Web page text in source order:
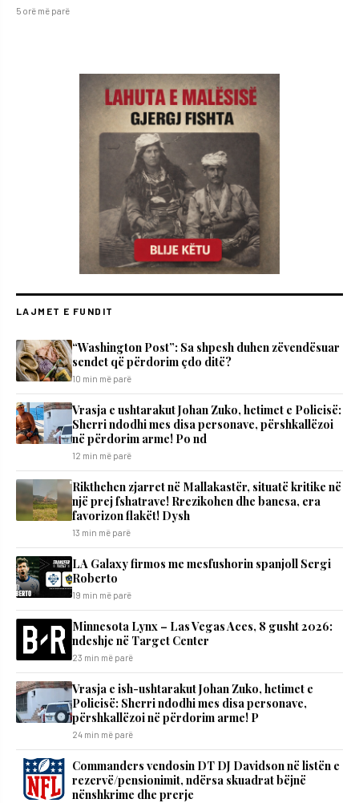
5 orë më parë
LAJMET E FUNDIT
“Washington Post”: Sa shpesh duhen zëvendësuar
sendet që përdorim çdo ditë?
10 min më parë
Vrasja e ushtarakut Johan Zuko, hetimet e Policisë:
Sherri ndodhi mes disa personave, përshkallëzoi
në përdorim arme! Po nd
12 min më parë
Rikthehen zjarret në Mallakastër, situatë kritike në
një prej fshatrave! Rrezikohen dhe banesa, era
favorizon flakët! Dysh
13 min më parë
LA Galaxy firmos me mesfushorin spanjoll Sergi
Roberto
19 min më parë
Minnesota Lynx – Las Vegas Aces, 8 gusht 2026:
ndeshje në Target Center
23 min më parë
Vrasja e ish-ushtarakut Johan Zuko, hetimet e
Policisë: Sherri ndodhi mes disa personave,
përshkallëzoi në përdorim arme! P
24 min më parë
Commanders vendosin DT DJ Davidson në listën e
rezervë/pensionimit, ndërsa skuadrat bëjnë
nënshkrime dhe prerje